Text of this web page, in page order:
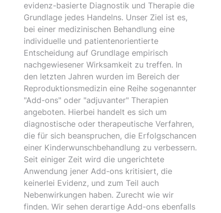
evidenz-basierte Diagnostik und Therapie die
Grundlage jedes Handelns. Unser Ziel ist es,
bei einer medizinischen Behandlung eine
individuelle und patientenorientierte
Entscheidung auf Grundlage empirisch
nachgewiesener Wirksamkeit zu treffen. In
den letzten Jahren wurden im Bereich der
Reproduktionsmedizin eine Reihe sogenannter
"Add-ons" oder "adjuvanter" Therapien
angeboten. Hierbei handelt es sich um
diagnostische oder therapeutische Verfahren,
die für sich beanspruchen, die Erfolgschancen
einer Kinderwunschbehandlung zu verbessern.
Seit einiger Zeit wird die ungerichtete
Anwendung jener Add-ons kritisiert, die
keinerlei Evidenz, und zum Teil auch
Nebenwirkungen haben. Zurecht wie wir
finden. Wir sehen derartige Add-ons ebenfalls